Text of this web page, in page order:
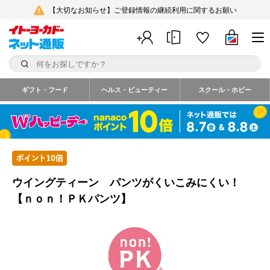
【大切なお知らせ】ご登録情報の継続利用に関するお願い
ギフト・フード ヘルス・ビューティー スクール・ホビー
ウイングティーン パンツがくいこみにくい！
【ｎｏｎ！ＰＫパンツ】